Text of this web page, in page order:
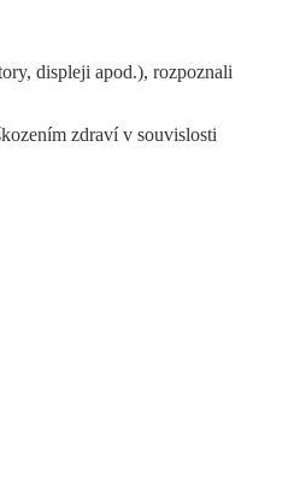
displeji apod.), rozpoznali
zdraví v souvislosti